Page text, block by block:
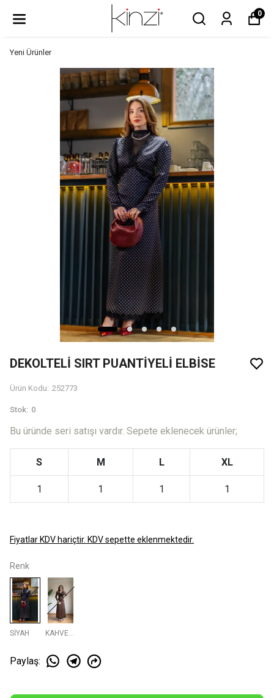
0
Yeni Ürünler
DEKOLTELİ SIRT PUANTİYELİ ELBİSE
Ürün Kodu: 252773
Stok: 0
Bu üründe seri satışı vardır. Sepete eklenecek ürünler;
S M L XL
1 1 1 1
Fiyatlar KDV hariçtir. KDV sepette eklenmektedir.
Renk
SİYAH KAHVERENGI
Paylaş: